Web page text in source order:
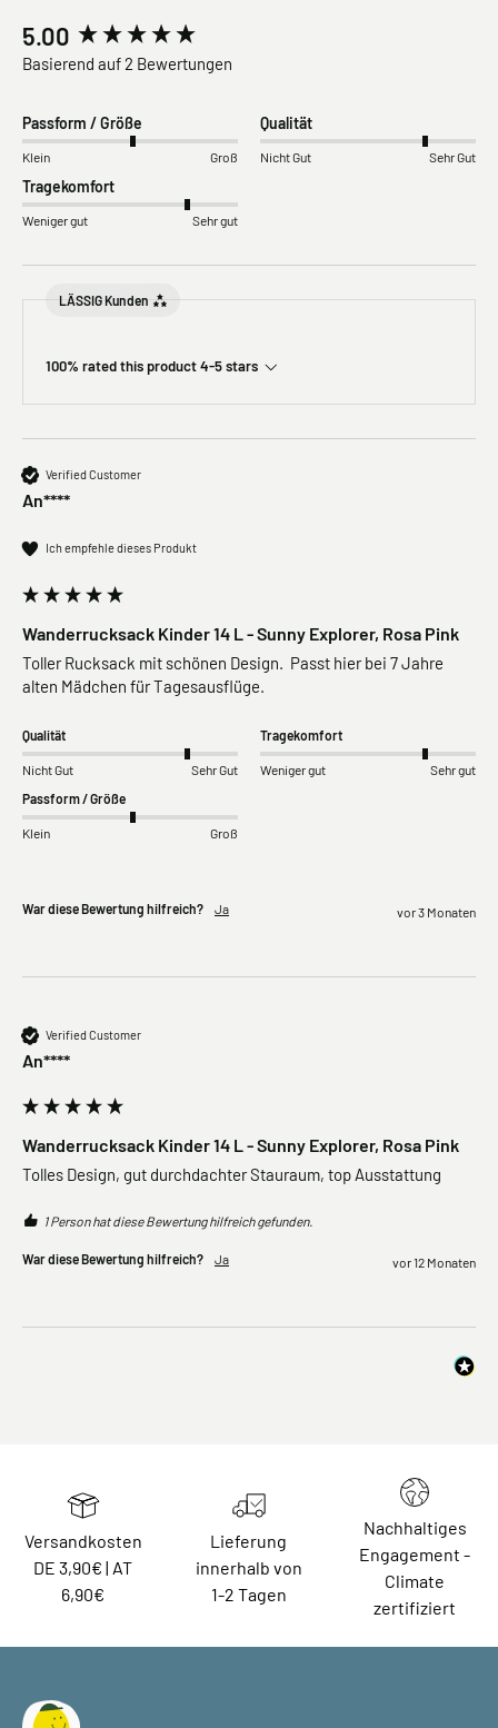
5.00
Basierend auf 2 Bewertungen
Passform / Größe
Klein Groß
Qualität
Nicht Gut Sehr Gut
Tragekomfort
Weniger gut Sehr gut
LÄSSIG Kunden
100% rated this product 4-5 stars
Verified Customer
An****
Ich empfehle dieses Produkt
Wanderrucksack Kinder 14 L - Sunny Explorer, Rosa Pink
Toller Rucksack mit schönen Design.  Passt hier bei 7 Jahre
Qualität
Nicht Gut Sehr Gut
Tragekomfort
Weniger gut
Sehr gut
Passform / Größe
Klein Groß
War diese Bewertung hilfreich? Ja vor 3 Monaten
Verified Customer
An****
Wanderrucksack Kinder 14 L - Sunny Explorer, Rosa Pink
Tolles Design, gut durchdachter Stauraum, top Ausstattung
1 Person hat diese Bewertung hilfreich gefunden.
War diese Bewertung hilfreich? Ja vor 12 Monaten
New content loaded
Versandkosten
DE 3,90€ | AT
6,90€
Lieferung
innerhalb von
1-2 Tagen
Nachhaltiges
Engagement -
Climate
zertifiziert